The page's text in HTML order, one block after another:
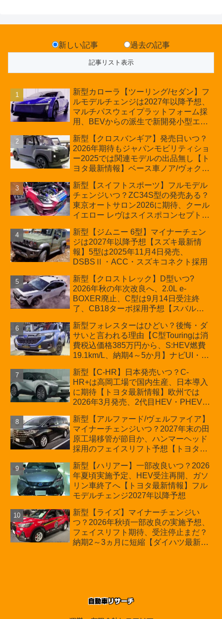
新しい記事 過去の記事
新型カローラ【ツーリング/セダン】フ
ルモデルチェンジは2027年以降予想、
マルチパスウェイプラットフォーム採
用、BEVからの派生で新開発小型エン
の採用は無しか【トヨタ最新情報】60
周年記念車発売
新型【クロスバンギア】発売日いつ？
2026年期待もジャパンモビリティショ
ー2025では関連モデルの出品無し【ト
ヨタ最新情報】ベース車ノア/ヴォクシ
ほか「コア」と「ツール」、デリカ
D:5対抗のクロスオーバーSUVミニバ
ン
新型【スイフトスポーツ】フルモデル
チェンジいつ？ZC34S型の発売ある？
東京オートサロン2026に期待、クール
イエロー レヴはスイスポコンセプト
プが争点【スズキ最新情報】特別仕様
車「ZC33S Final Edition」終了
新型【ジムニー 6型】マイナーチェン
ジは2027年以降予想【スズキ最新情
報】5型は2025年11月4日発売、
DSBSⅡ・ACC・スズキコネクト採用
新型【クロストレック】D型いつ?
2026年秋の年次改良へ、2.0L e-
BOXER廃止、C型は9月14日受注終
了、CB18ターボ採用予想【スバル最
新型フォレスターはひどい？後悔・ダ
サいと言われる理由【C型Touringは消
費税込価格385万円から、S:HEV燃費
19.1km/L、納期4～5か月】ナビUI・冬
カーオブザイヤーとJNCAP大賞受賞後
も残る注意点
新型【C-HR】日本発売いつ？C-
HR+は高岡工場で国内生産、日本導入
に期待【トヨタ最新情報】欧州では
2026年3月発売、2代目HEV・PHEVは
新型【アルファード/ヴェルファイア】
マイナーチェンジいつ？2027年末の田
原工場移管が節目か、ハンマーヘッド
採用のフェイスリフト予想【トヨタ最
費税込価格559万9000円から
新型【ハリアー】一部改良いつ？2026
年夏頃実施予定、HEV受注再開、ガソ
リン車終了へ【トヨタ最新情報】フル
モデルチェンジ2027年以降予想
新型【ライズ】マイナーチェンジい
つ？2026年秋頃一部改良の実施予想、
フェイスリフト期待、受注停止まだ？
納期2～3ヵ月に短縮【ダイハツ最新情